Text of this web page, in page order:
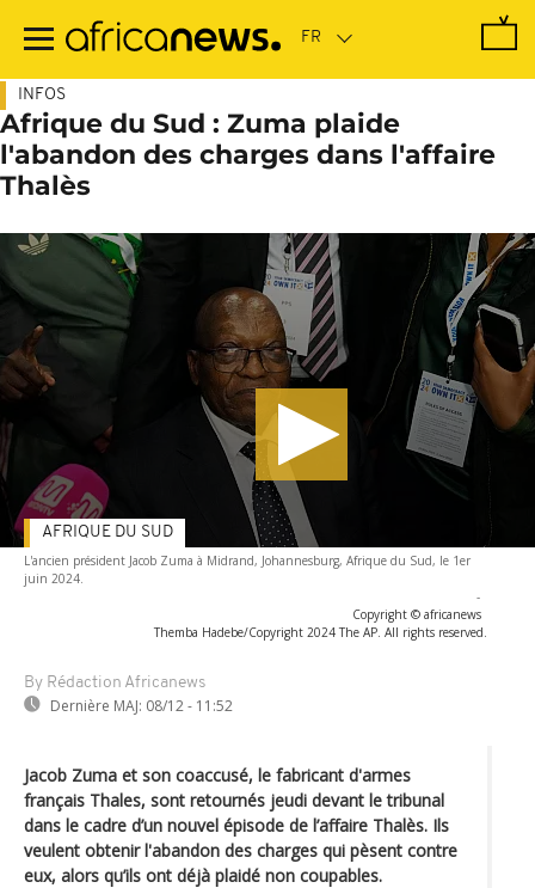
contenu
INFOS
Afrique du Sud : Zuma plaide
l'abandon des charges dans l'affaire
Thalès
L'ancien président Jacob Zuma à Midrand, Johannesburg, Afrique du Sud, le 1er
juin 2024.
-
Copyright © africanews
Themba Hadebe/Copyright 2024 The AP. All rights reserved.
By Rédaction Africanews
Dernière MAJ: 08/12 - 11:52
AFRIQUE DU SUD
Jacob Zuma et son coaccusé, le fabricant d'armes
français Thales, sont retournés jeudi devant le tribunal
dans le cadre d’un nouvel épisode de l’affaire Thalès. Ils
veulent obtenir l'abandon des charges qui pèsent contre
eux, alors qu’ils ont déjà plaidé non coupables.